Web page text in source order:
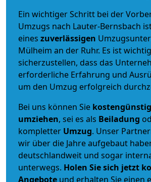
Ein wichtiger Schritt bei der
Umzugs nach Lauter-Bernsbach
eines zuverlässigen
Mülheim an der Ruhr. Es ist
sicherzustellen, dass das
erforderliche Erfahrung und
um den Umzug erfolgreich
Bei uns können Sie kostengünstig
umziehen, sei es als Beiladung
kompletter Umzug. Unser
wir über die Jahre aufgebaut
deutschlandweit und sogar
unterwegs. Holen Sie sich jetzt
Angebote und erhalten Sie einen